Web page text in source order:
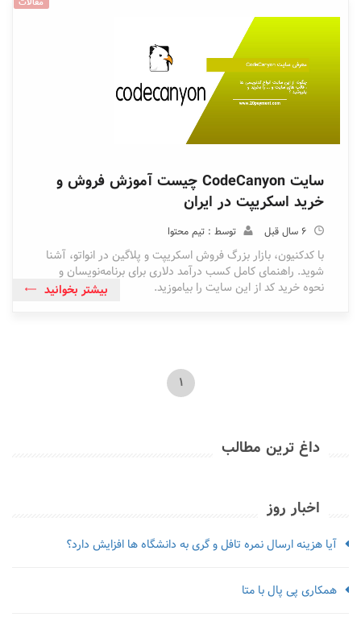
سایت CodeCanyon چیست آموزش فروش و
خرید اسکریپت در ایران
6 سال قبل توسط : تیم محتوا
با کدکنیون، بازار بزرگ فروش اسکریپت و پلاگین در انواتو، آشنا
شوید. راهنمای کامل کسب درآمد دلاری برای برنامه‌نویسان و
نحوه خرید کد از این سایت را بیاموزید.
بیشتر بخوانید
1
داغ ترین مطالب
اخبار روز
آیا هزینه ارسال نمره تافل و گری به دانشگاه ها افزایش دارد؟
همکاری پی پال با متا